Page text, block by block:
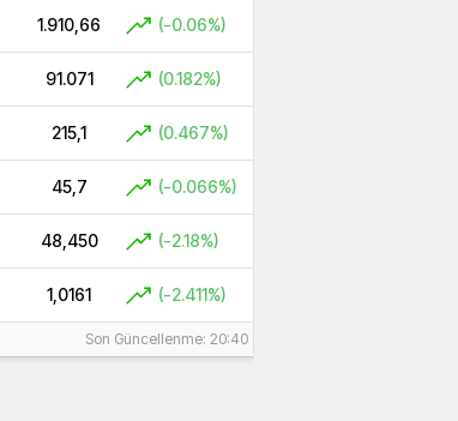
1.910,66 (-0.06%)
91.071 (0.182%)
215,1 (0.467%)
45,7 (-0.066%)
48,450 (-2.18%)
1,0161 (-2.411%)
Son Güncellenme: 20:40